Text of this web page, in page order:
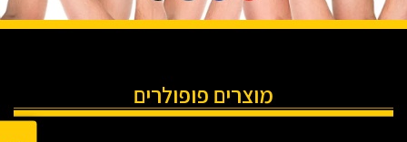
מוצרים פופולרים